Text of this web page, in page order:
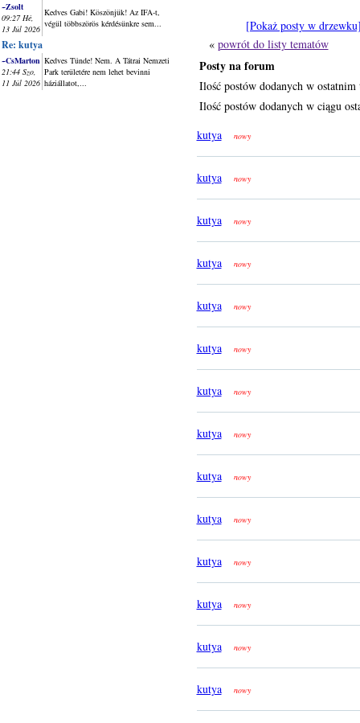
~Zsolt
09:27 Hé,
13 Júl 2026
Kedves Gabi! Köszönjük! Az IFA-t,
végül többszörös kérdésünkre sem...
Re: kutya
~CsMarton
21:44 Szo,
11 Júl 2026
Kedves Tünde! Nem. A Tátrai Nemzeti
Park területére nem lehet bevinni
háziállatot,...
[Pokaż posty w
« powrót do listy tematów
Posty na forum
Ilość postów dodanych w ostatnim
Ilość postów dodanych w ciągu
kutya
nowy
kutya nowy
kutya nowy
kutya nowy
kutya nowy
kutya nowy
kutya nowy
kutya nowy
kutya nowy
kutya nowy
kutya nowy
kutya nowy
kutya nowy
kutya nowy